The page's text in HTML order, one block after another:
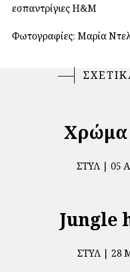
εσπαντρίγιες H&M
Φωτογραφίες: Μαρία
Χρώμα
ΣΤΥΛ 05
Jungle
ΣΤΥΛ 28